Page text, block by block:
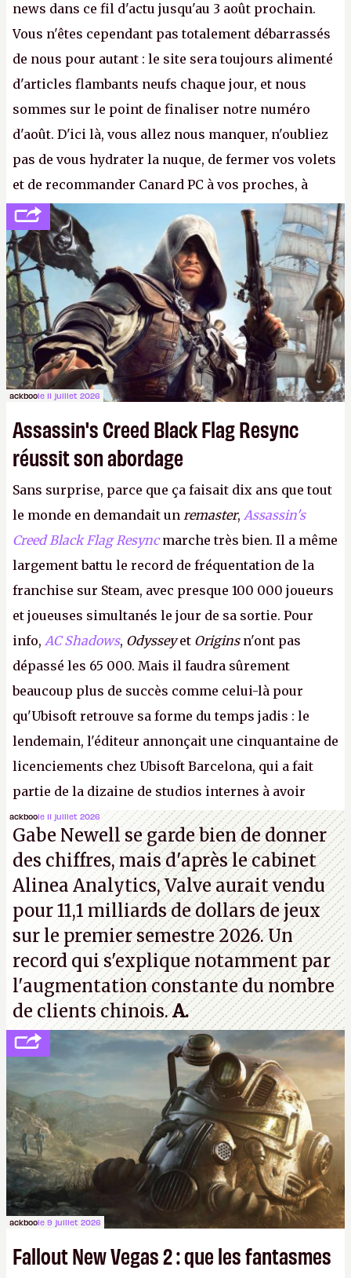
news dans ce fil d'actu jusqu'au 3 août prochain.
Vous n'êtes cependant pas totalement débarrassés
de nous pour autant : le site sera toujours alimenté
d'articles flambants neufs chaque jour, et nous
sommes sur le point de finaliser notre numéro
d'août. D'ici là, vous allez nous manquer, n'oubliez
pas de vous hydrater la nuque, de fermer vos volets
et de recommander Canard PC à vos proches, à
votre famille et aux inconnus que vous croisez
dans la rue. Bon été à tous ! –ER.
ackboole 11 juillet 2026
Assassin's Creed Black Flag Resync
réussit son abordage
Sans surprise, parce que ça faisait dix ans que tout
le monde en demandait un remaster, Assassin's
Creed Black Flag Resyncmarche très bien. Il a même
largement battu le record de fréquentation de la
franchise sur Steam, avec presque 100 000 joueurs
et joueuses simultanés le jour de sa sortie. Pour
info, AC Shadows, Odysseyet Originsn'ont pas
dépassé les 65 000. Mais il faudra sûrement
beaucoup plus de succès comme celui-là pour
qu'Ubisoft retrouve sa forme du temps jadis : le
lendemain, l'éditeur annonçait une cinquantaine de
licenciements chez Ubisoft Barcelona, qui a fait
partie de la dizaine de studios internes à avoir
travaillé sur cetAssassin's Creedsous la direction
d'Ubisoft Singapour.A.
ackboole 11 juillet 2026
Gabe Newell se garde bien de donner
des chiffres, mais d'après le cabinet
Alinea Analytics, Valve aurait vendu
pour 11,1 milliards de dollars de jeux
sur le premier semestre 2026. Un
record qui s'explique notamment par
l'augmentation constante du nombre
de clients chinois.A.
ackboole 9 juillet 2026
Fallout New Vegas 2 : que les fantasmes